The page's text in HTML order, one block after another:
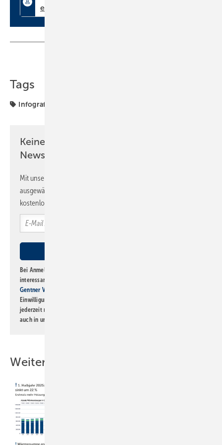
Tags
Infografik
Keine Zeit? Kein Problem mit dem SBZ
Newsletter!
Mit unserem Newsletter erhalten Sie regelmäßig von uns
ausgewählte Informationen und Neuigkeiten, gebündelt und
kostenlos direkt ins Postfach.
Bei Anmeldung zu diesem Newsletter bin ich damit einverstanden, über
interessante Verlags- und Online-Angebote
Gentner Verlag GmbH & Co. KG
Einwilligung kann ich jederzeit widerrufen und eine Abmeldung ist
jederzeit möglich. Informationen zum Umgang mit Daten finden Sie
auch in unserer
Weitere Inhalte